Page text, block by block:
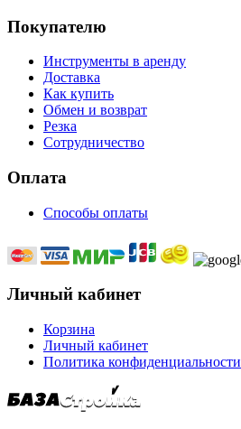
Покупателю
Инструменты в аренду
Доставка
Как купить
Обмен и возврат
Резка
Сотрудничество
Оплата
Способы оплаты
Личный кабинет
Корзина
Личный кабинет
Политика конфиденциальности